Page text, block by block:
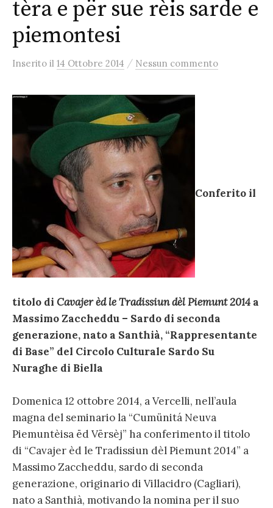
tèra e për sue rèis sarde e
piemontesi
Inserito il 14 Ottobre 2014 / Nessun commento
Conferito il
titolo di Cavajer èd le Tradissiun dèl Piemunt 2014 a
Massimo Zaccheddu – Sardo di seconda
generazione, nato a Santhià, “Rappresentante
di Base” del Circolo Culturale Sardo Su
Nuraghe di Biella
Domenica 12 ottobre 2014, a Vercelli, nell’aula
magna del seminario la “Cumünitá Neuva
Piemuntèisa ëd Vërsèj” ha conferimento il titolo
di “Cavajer èd le Tradissiun dèl Piemunt 2014” a
Massimo Zaccheddu, sardo di seconda
generazione, originario di Villacidro (Cagliari),
nato a Santhià, motivando la nomina per il suo